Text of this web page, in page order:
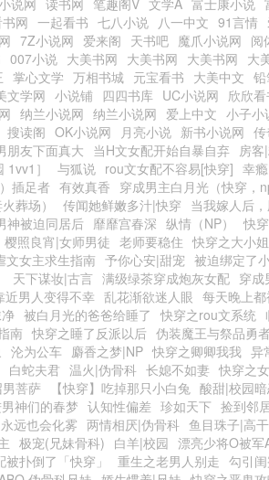
说网 读书网 笔趣阁V 文学A 富士康小说
网 一起看书 七八小说 八一中文 91言情
7Z小说网 爱来阁 天书吧 魔爪小说网 阅
007小说 大美书网 大美书网 大美书网 大
掌心文学 万相书城 元宝看书 大美中文
文学网 小说铺 四四书库 UC小说网 欣欣看
纳兰小说网 纳兰小说网 爱上中文 小子小
搜读阁 OK小说网 月亮小说 新书小说网
朋友下面真大 当H文女配开始自暴自弃 房客
］ 与狐说 rou文女配不容易[快穿] 幸
）插足者 有效真香 穿成男主白月光（快穿，
葬场） 传闻她鲜嫩多汁|快穿 当我嫁人后
神被迫同居后 靡靡宫春深 纵情（NP） 快
樱照良宵|女师男徒 老师要稳住 快穿之大小
文女主求生指南 予你心安|甜宠 被迫绑定了
天下谋妆|古言 满级绿茶穿成炮灰女配 穿成
近男人变得不幸 乱花渐欲迷人眼 每天晚上
被白月光的爸爸给睡了 快穿之rou文系统
南 快穿之睡了反派以后 伪装魔王与祭品勇
沦为公车 麝香之梦|NP 快穿之卿卿我我 异
白蛇夫君 温火|伪骨科 长媳不如妻 快穿之
菩萨 【快穿】吃掉那只小白兔 酸甜|校园
神们的春梦 认知性偏差 珍如天下 捡到邻
永远也会化雾 两情相厌|伪骨科 鱼目珠子|高干
极宠(兄妹骨科) 白羊|校园 漂亮少将O被军
被扑倒了「快穿」 重生之老男人别走 勾引